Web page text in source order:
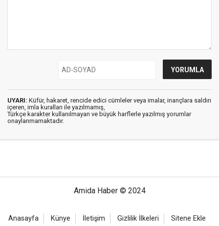
UYARI: Küfür, hakaret, rencide edici cümleler veya imalar, inançlara saldırı
içeren, imla kuralları ile yazılmamış,
Türkçe karakter kullanılmayan ve büyük harflerle yazılmış yorumlar
onaylanmamaktadır.
Amida Haber © 2024
Anasayfa Künye İletişim Gizlilik İlkeleri Sitene Ekle